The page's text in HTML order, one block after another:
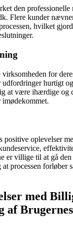
den professionelle
Flere kunder
hvilket
for
udfordringer hurtigt
at være ihærdige og
imødekommet.
positive oplevelser
er villige til at gå
processen forløber
med
af Brugernes